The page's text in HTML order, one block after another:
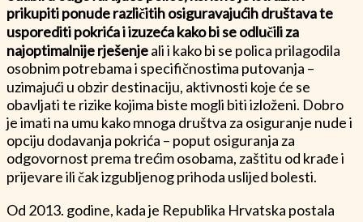
prikupiti ponude različitih osiguravajućih društava te
usporediti pokrića i izuzeća kako bi se odlučili za
najoptimalnije rješenjeali i kako bi se polica prilagodila
osobnim potrebama i specifičnostima putovanja –
uzimajući u obzir destinaciju, aktivnosti koje će se
obavljati te rizike kojima biste mogli biti izloženi. Dobro
je imati na umu kako mnoga društva za osiguranje nude i
opciju dodavanja pokrića – poput osiguranja za
odgovornost prema trećim osobama, zaštitu od krađe i
prijevare ili čak izgubljenog prihoda uslijed bolesti.
Od 2013. godine, kada je Republika Hrvatska postala